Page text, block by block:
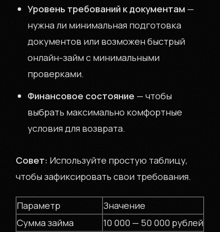
Уровень требований к документам —
нужна ли минимальная подготовка
документов или возможен быстрый
онлайн-займ с минимальными
проверками.
Финансовое состояние — чтобы
выбрать максимально комфортные
условия для возврата.
Совет: Используйте простую таблицу,
чтобы зафиксировать свои требования.
Параметр
Значение
Сумма займа
10 000 — 50 000 рублей